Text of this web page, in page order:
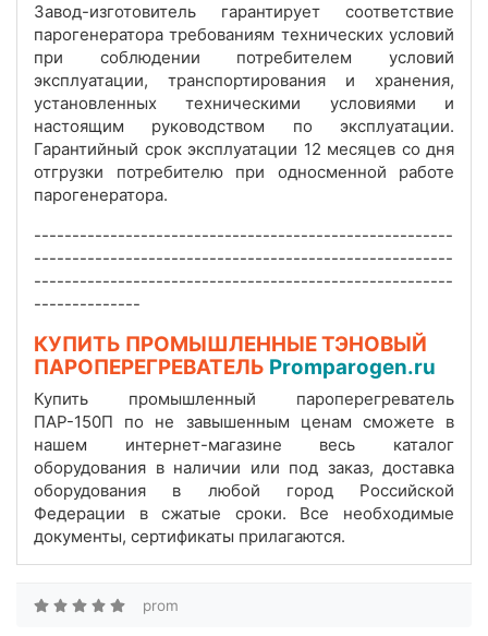
Завод-изготовитель гарантирует соответствие
парогенератора требованиям технических условий
при соблюдении потребителем условий
эксплуатации, транспортирования и хранения,
установленных техническими условиями и
настоящим руководством по эксплуатации.
Гарантийный срок эксплуатации 12 месяцев со дня
отгрузки потребителю при односменной работе
парогенератора.
-------------------------------------------------------
-------------------------------------------------------
-------------------------------------------------------
--------------
КУПИТЬ ПРОМЫШЛЕННЫЕ ТЭНОВЫЙ
ПАРОПЕРЕГРЕВАТЕЛЬ Promparogen.ru
Купить промышленный пароперегреватель
ПАР-150П по не завышенным ценам сможете в
нашем интернет-магазине весь каталог
оборудования в наличии или под заказ, доставка
оборудования в любой город Российской
Федерации в сжатые сроки. Все необходимые
документы, сертификаты прилагаются.
prom